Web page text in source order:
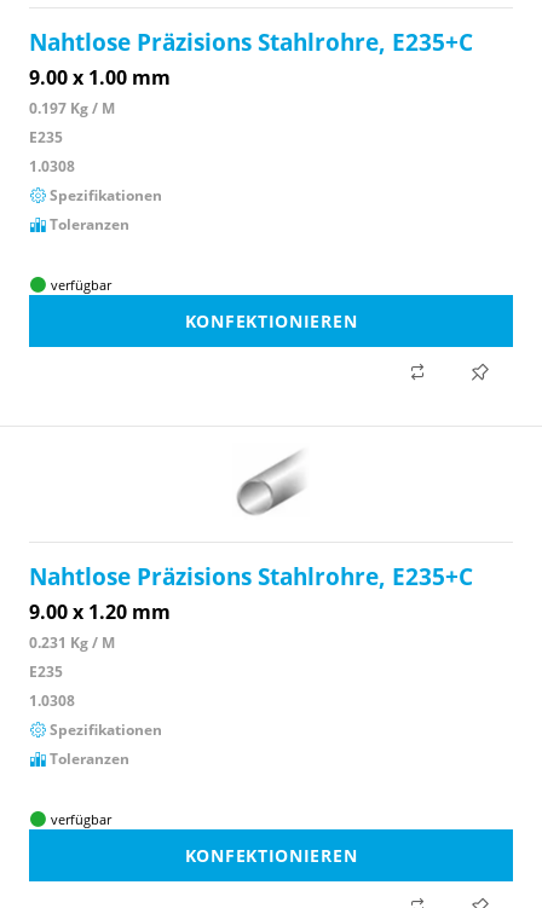
Nahtlose Präzisions Stahlrohre, E235+C
9.00 x 1.00 mm
0.197 Kg / M
E235
1.0308
Spezifikationen
Toleranzen
verfügbar
KONFEKTIONIEREN
Nahtlose Präzisions Stahlrohre, E235+C
9.00 x 1.20 mm
0.231 Kg / M
E235
1.0308
Spezifikationen
Toleranzen
verfügbar
KONFEKTIONIEREN